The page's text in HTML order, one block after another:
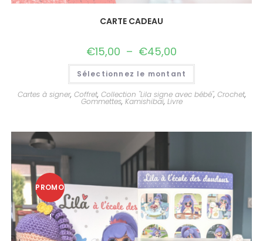
CARTE CADEAU
€15,00 – €45,00
Sélectionnez le montant
Cartes à signer, Coffret, Collection "Lila signe avec bébé", Crochet,
Gommettes, Kamishibaï, Livre
PROMO
!